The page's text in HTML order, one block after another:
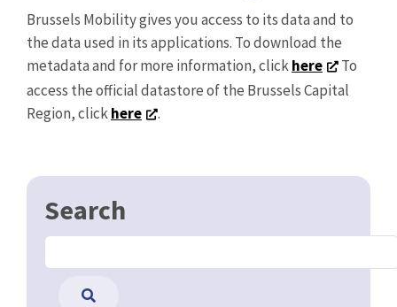
Brussels Mobility gives you access to its data and to
the data used in its applications. To download the
metadata and for more information, clickhere
To
access the official datastore of the Brussels Capital
Region, clickhere .
Search